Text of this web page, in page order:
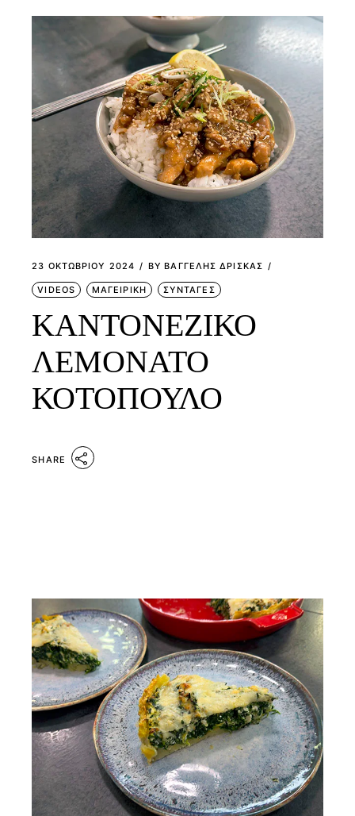
23 ΟΚΤΩΒΡΊΟΥ 2024 BY ΒΑΓΓΕΛΗΣ ΔΡΙΣΚΑΣ
VIDEOS ΜΑΓΕΙΡΙΚΗ ΣΥΝΤΑΓΕΣ
ΚΑΝΤΟΝΕΖΙΚΟ
ΛΕΜΟΝΑΤΟ
ΚΟΤΟΠΟΥΛΟ
SHARE